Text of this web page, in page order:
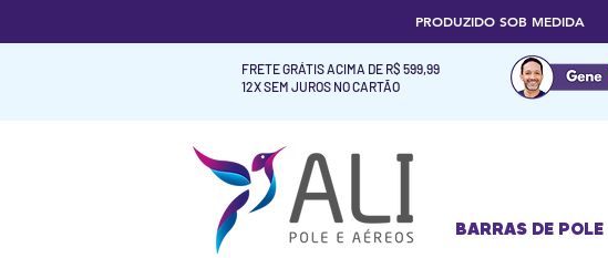
PRODUZIDO SOB
FRETE GRÁTIS ACIMA DE R$ 599,99
12X SEM JUROS NO CARTÃO
BARRAS DE POLE